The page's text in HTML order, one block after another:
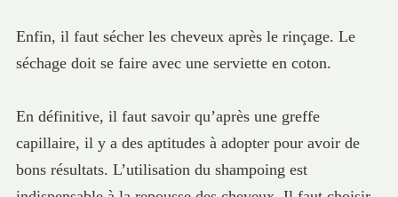
Enfin, il faut sécher les cheveux après le rinçage. Le
séchage doit se faire avec une serviette en coton.
En définitive, il faut savoir qu’après une greffe
capillaire, il y a des aptitudes à adopter pour avoir de
bons résultats. L’utilisation du shampoing est